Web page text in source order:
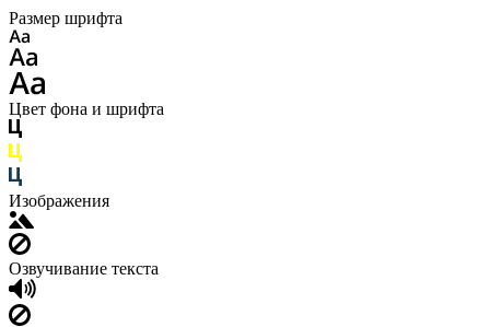
Размер шрифта
Цвет фона и шрифта
Изображения
Озвучивание текста